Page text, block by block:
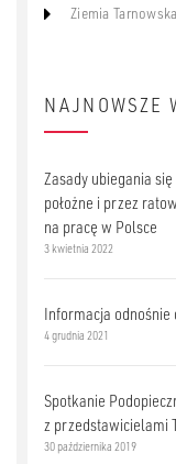
Ziemia Tarnowska
NAJNOWSZE
Zasady ubiegania
położne i przez
na pracę w Polsce
3 kwietnia 2022
Informacja
4 grudnia 2021
Spotkanie
z przedstawicielami
30 października 2019